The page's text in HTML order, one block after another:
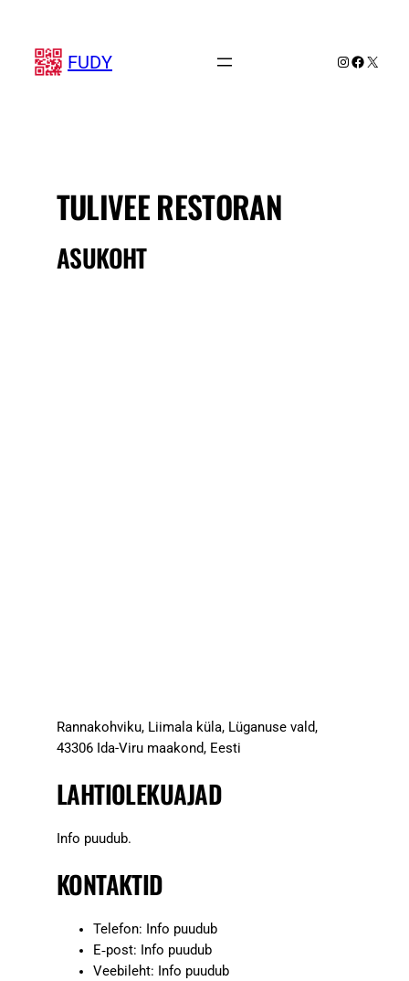
juurde
FUDY Instagram
X
TULIVEE RESTORAN
ASUKOHT
Rannakohviku, Liimala küla, Lüganuse vald,
43306 Ida-Viru maakond, Eesti
LAHTIOLEKUAJAD
Info puudub.
KONTAKTID
Telefon: Info puudub
E‑post: Info puudub
Veebileht: Info puudub